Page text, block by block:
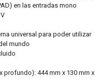
en las entradas mono
universal para poder utilizar
mundo
profundo): 444 mm x 130 mm x